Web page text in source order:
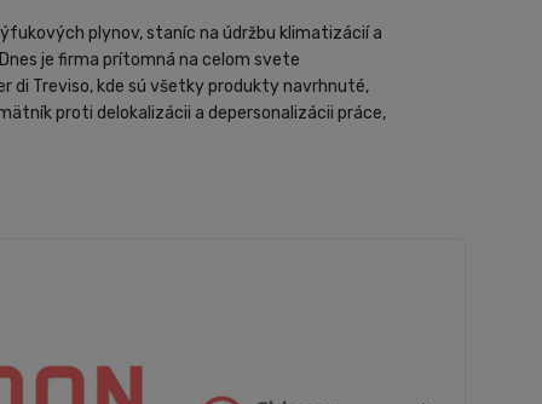
plynov, staníc na údržbu klimatizácií a
je firma prítomná na celom svete
di Treviso, kde sú všetky produkty navrhnuté,
proti delokalizácii a depersonalizácii práce,